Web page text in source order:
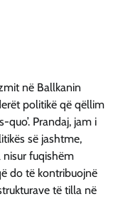
në Ballkanin
politikë që qëllim
quo’. Prandaj, jam i
së jashtme,
nisur fuqishëm
do të kontribuojnë
të tilla në